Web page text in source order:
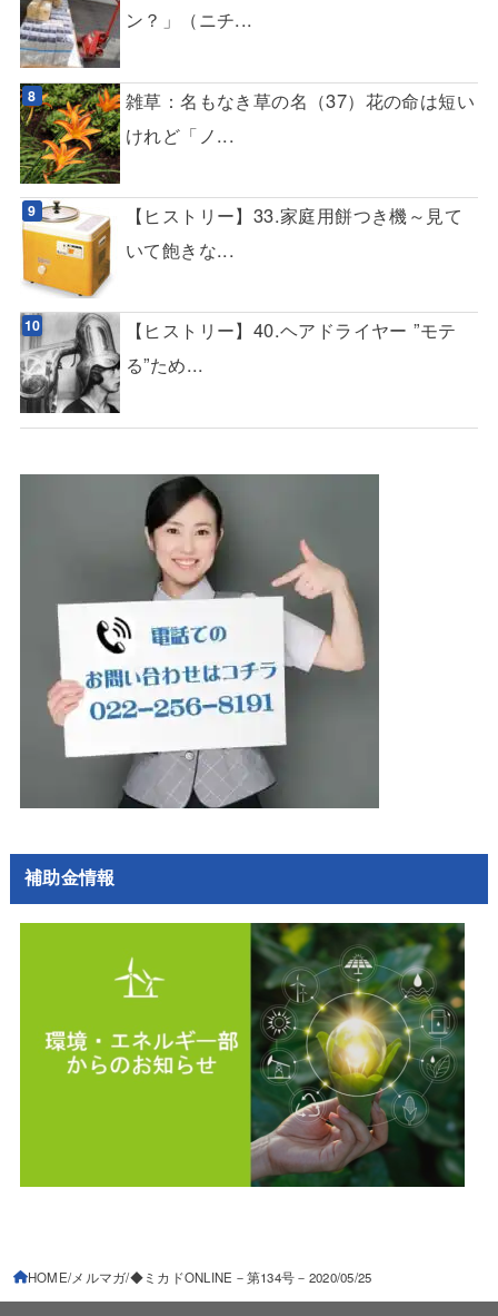
ン？」（ニチ...
雑草：名もなき草の名（37）花の命は短い
けれど「ノ...
【ヒストリー】33.家庭用餅つき機～見て
いて飽きな...
【ヒストリー】40.ヘアドライヤー ”モテ
る”ため...
補助金情報
HOME メルマガ ◆ミカドONLINE－第134号－2020/05/25